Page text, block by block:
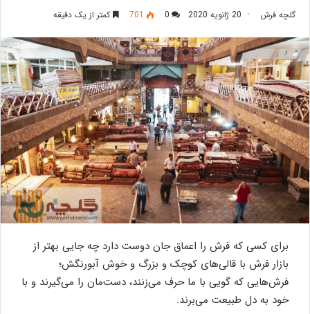
گلچه فرش 20 ژانویه 2020 0
701 کمتر از یک دقیقه
برای کسی که فرش را اعماق جان دوست دارد چه جایی بهتر از
بازار فرش با قالی‌های کوچک و‌ بزرگ و خوش آبو‌رنگش؛
فرش‌هایی که گویی با ما حرف می‌زنند، دست‌مان را می‌گیرند و با
خود به دل طبیعت می‌برند.